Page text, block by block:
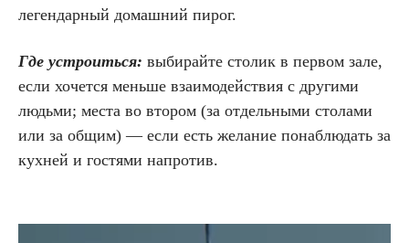
легендарный домашний пирог.
Где устроиться: выбирайте столик в первом зале,
если хочется меньше взаимодействия с другими
людьми; места во втором (за отдельными столами
или за общим) — если есть желание понаблюдать за
кухней и гостями напротив.